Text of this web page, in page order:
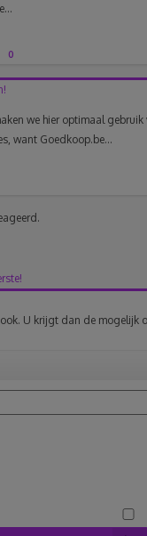
0
we hier optimaal
want Goedkoop.be...
U krijgt dan de mogelijk